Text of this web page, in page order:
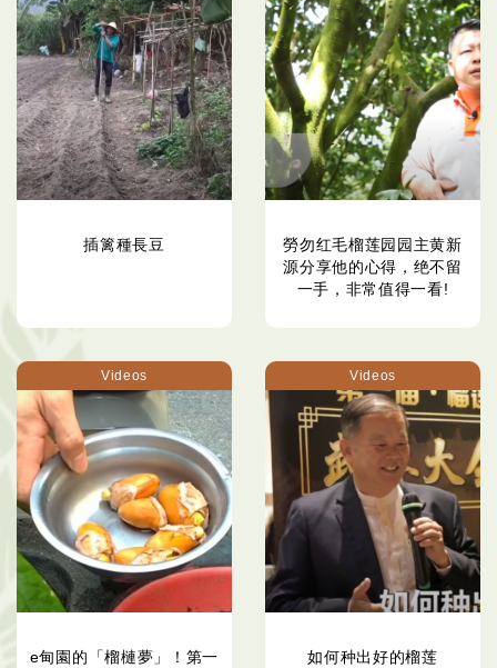
插篱種長豆
勞勿红毛榴莲园园主黄新
源分享他的心得，绝不留
一手，非常值得一看!
Videos
e甸園的「榴槤夢」！第一
Videos
如何种出好的榴莲